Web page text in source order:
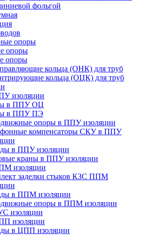
фольгой
опоры
опоры
опоры
кольца (ОНК) для труб
кольца (ОЦК) для труб
изоляции
в ППУ ОЦ
в ППУ ПЭ
опоры в ППУ изоляции
компенсаторы СКУ в ППУ
в ППУ изоляции
краны в ППУ изоляции
изоляции
заделки стыков КЗС ППМ
в ППМ изоляции
опоры в ППМ изоляции
изоляции
изоляции
в ЦПП изоляции